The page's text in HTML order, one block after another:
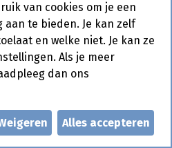
1/2 -
van cookies om je een
te bieden. Je kan zelf
en welke niet. Je kan ze
Als je meer
dan ons
Alles accepteren